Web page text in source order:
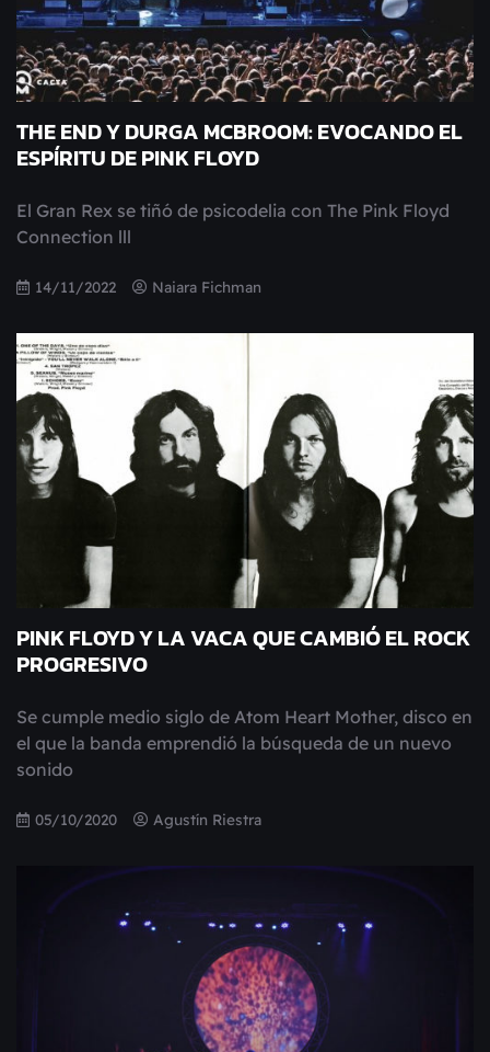
THE END Y DURGA MCBROOM: EVOCANDO EL
ESPÍRITU DE PINK FLOYD
El Gran Rex se tiñó de psicodelia con The Pink Floyd
Connection lll
14/11/2022 Naiara Fichman
PINK FLOYD Y LA VACA QUE CAMBIÓ EL ROCK
PROGRESIVO
Se cumple medio siglo de Atom Heart Mother, disco en
el que la banda emprendió la búsqueda de un nuevo
sonido
05/10/2020 Agustín Riestra